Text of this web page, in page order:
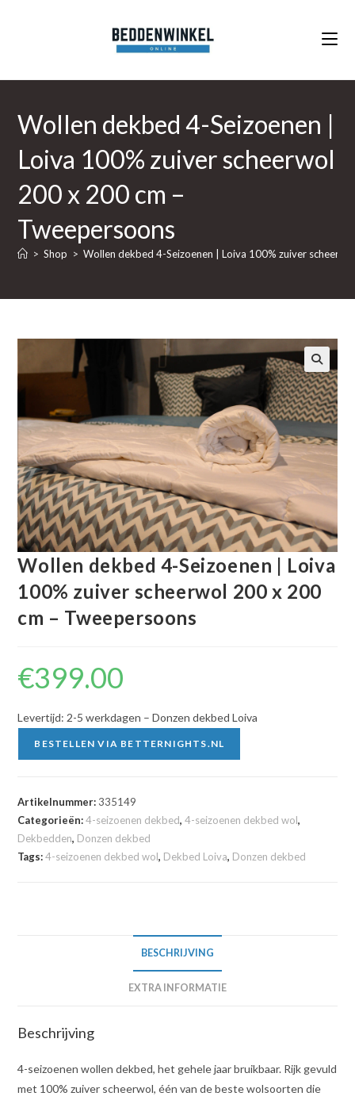
Wollen dekbed 4-Seizoenen |
Loiva 100% zuiver scheerwol
200 x 200 cm –
Tweepersoons
> Shop > Wollen dekbed 4-Seizoenen | Loiva 100% zuiver
🔍
Wollen dekbed 4-Seizoenen | Loiva
100% zuiver scheerwol 200 x 200
cm – Tweepersoons
€399.00
Levertijd: 2-5 werkdagen – Donzen dekbed Loiva
BESTELLEN VIA BETTERNIGHTS.NL
Artikelnummer: 335149
Categorieën:4-seizoenen dekbed,4-seizoenen dekbed wol,
Dekbedden, Donzen dekbed
Tags:4-seizoenen dekbed wol, Dekbed Loiva, Donzen dekbed
BESCHRIJVING
EXTRA INFORMATIE
Beschrijving
4-seizoenen wollen dekbed, het gehele jaar bruikbaar. Rijk gevuld
met 100% zuiver scheerwol, één van de beste wolsoorten die